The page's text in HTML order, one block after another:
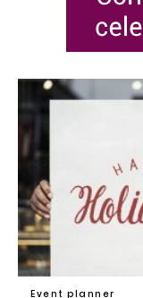
Event planner